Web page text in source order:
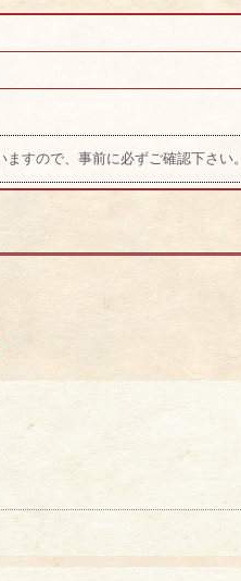
すので、事前に必ずご確認下さい。